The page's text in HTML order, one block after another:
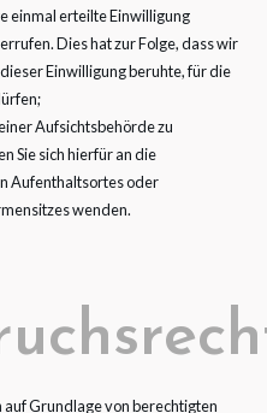
einmal erteilte Einwilligung
Dies hat zur Folge, dass wir
Einwilligung beruhte, für die
Aufsichtsbehörde zu
Sie sich hierfür an die
Aufenthaltsortes oder
wenden.
Grundlage von berechtigten